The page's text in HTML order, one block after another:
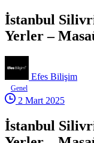
İstanbul
Yerler –
Efes Bilişim
Genel
2 Mart 2025
İstanbul